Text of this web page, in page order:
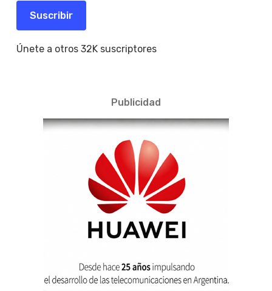
electrónico
Suscribir
Únete a otros 32K suscriptores
Publicidad